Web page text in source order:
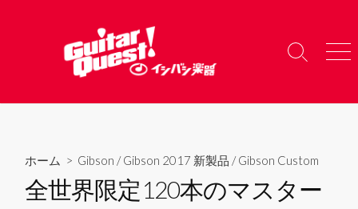
へ
検
り
メ
ー
ホーム > Gibson /Gibson 2017 新製品 /Gibson Custom
全世界限定120本のマスター